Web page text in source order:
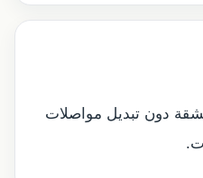
دون تبديل مواصلات